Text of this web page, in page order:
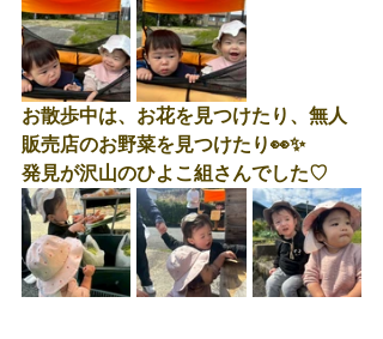
お散歩中は、お花を見つけたり、無人
販売店のお野菜を見つけたり👀✨
発見が沢山のひよこ組さんでした♡